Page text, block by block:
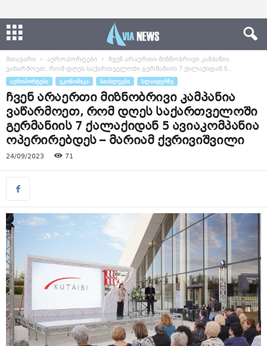
მთავარი აეროპორტები
ჩვენ არაერთი მიზნობრივი კამპანია
ვაწარმოეთ, რომ დღეს საქართველოში გერმანიის 7 ქალაქიდან 5...
ᲐᲔᲠᲝᲞᲝᲠᲢᲔᲑᲘ ᲔᲙᲝᲜᲝᲛᲘᲙᲐ ᲡᲘᲐᲮᲚᲔᲔᲑᲘ ᲡᲚᲐᲘᲓᲔᲠᲖᲔ
ჩვენ არაერთი მიზნობრივი კამპანია
ვაწარმოეთ, რომ დღეს საქართველოში
გერმანიის 7 ქალაქიდან 5 ავიაკომპანია
ოპერირებდეს – მარიამ ქვრივიშვილი
24/09/2023 71